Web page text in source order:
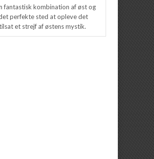
fantastisk kombination af øst og
perfekte sted at opleve det
et strejf af østens mystik.